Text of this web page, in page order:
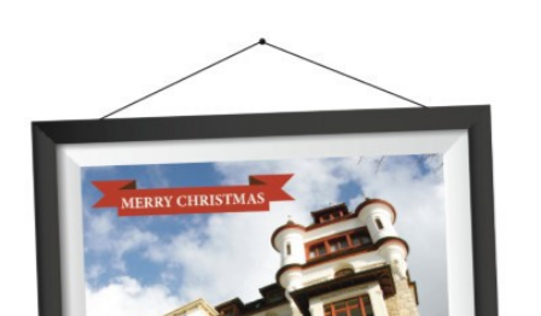
Programme Trans-académique
Langues
Sports et arts
Programmes à la carte
Services
Programmes spéciaux
Inscriptions
FAQ
Découvrir
Services
Inscriptions
FAQ
IE PROGRAMME
L'ÉCOLE
Mission et valeur pédagogique
Vie scolaire
A propos de nous